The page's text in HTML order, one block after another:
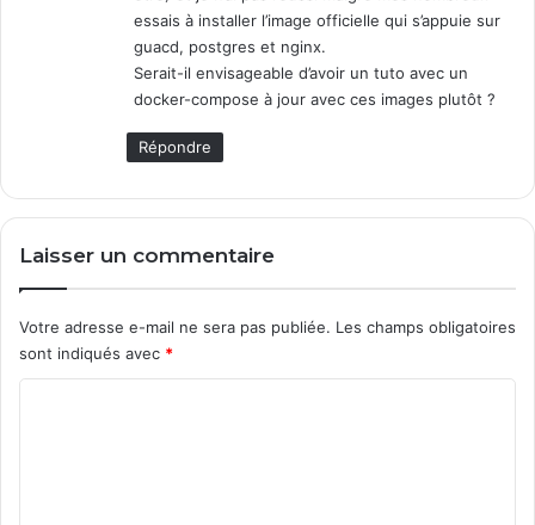
essais à installer l’image officielle qui s’appuie sur
guacd, postgres et nginx.
Serait-il envisageable d’avoir un tuto avec un
docker-compose à jour avec ces images plutôt ?
Répondre
Laisser un commentaire
Votre adresse e-mail ne sera pas publiée. Les champs obligatoires
sont indiqués avec *